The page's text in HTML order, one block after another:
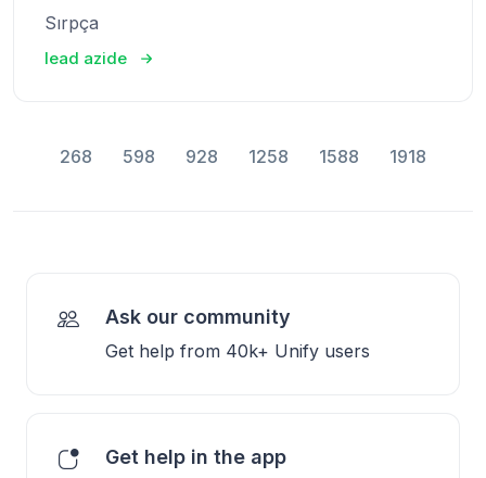
Sırpça
lead azide
268 598 928 1258 1588 1918
Ask our community
Get help from 40k+ Unify users
Get help in the app